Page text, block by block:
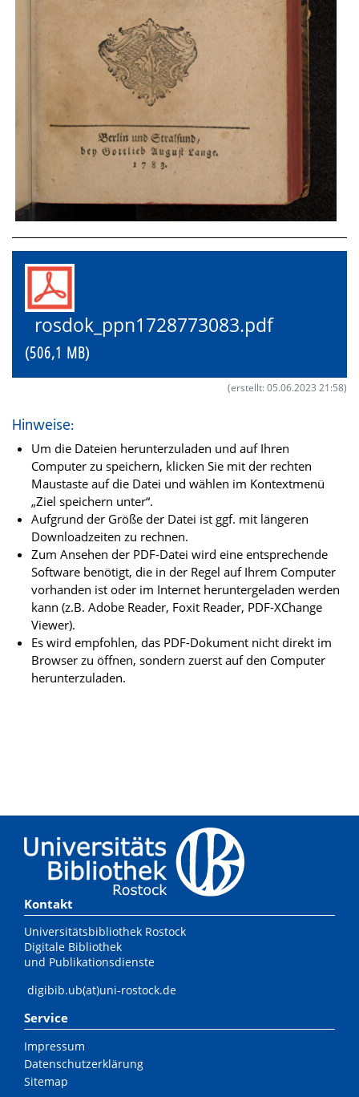
rosdok_ppn1728773083.pdf
(506,1 MB)
(erstellt: 05.06.2023 21:58)
Hinweise:
Um die Dateien herunterzuladen und auf Ihren
Computer zu speichern, klicken Sie mit der rechten
Maustaste auf die Datei und wählen im Kontextmenü
„Ziel speichern unter“.
Aufgrund der Größe der Datei ist ggf. mit längeren
Downloadzeiten zu rechnen.
Zum Ansehen der PDF-Datei wird eine entsprechende
Software benötigt, die in der Regel auf Ihrem Computer
vorhanden ist oder im Internet heruntergeladen werden
kann (z.B. Adobe Reader, Foxit Reader, PDF-XChange
Viewer).
Es wird empfohlen, das PDF-Dokument nicht direkt im
Browser zu öffnen, sondern zuerst auf den Computer
herunterzuladen.
Kontakt
Universitätsbibliothek Rostock
Digitale Bibliothek
und Publikationsdienste
digibib.ub(at)uni-rostock.de
Service
Impressum
Datenschutzerklärung
Sitemap